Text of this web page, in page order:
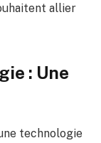
allier
: Une
technologie